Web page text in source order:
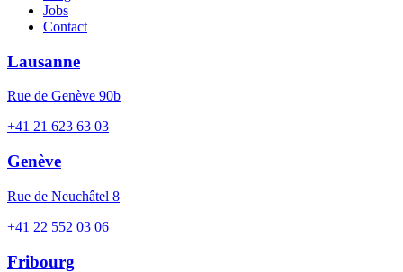
Jobs
Contact
Lausanne
Rue de Genève 90b
+41 21 623 63 03
Genève
Rue de Neuchâtel 8
+41 22 552 03 06
Fribourg